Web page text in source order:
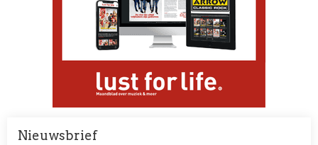
Nieuwsbrief